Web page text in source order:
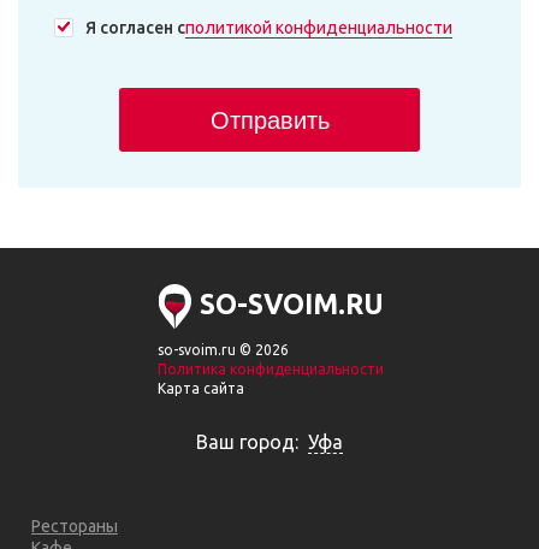
Я согласен сполитикой конфиденциальности
Отправить
SO-SVOIM.RU
so-svoim.ru © 2026
Политика конфиденциальности
Карта сайта
Ваш город: Уфа
Рестораны